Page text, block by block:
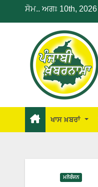
ਸੋਮ.. ਅਗਃ 10th, 2026
ਖਾਸ ਖ਼ਬਰਾਂ
ਮਨੋਰੰਜਨ